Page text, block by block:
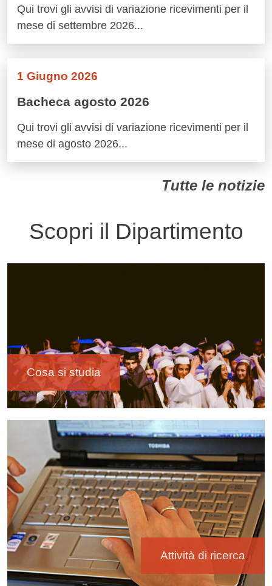
Qui trovi gli avvisi di variazione ricevimenti per il
mese di settembre 2026...
1 Giugno 2026
Bacheca agosto 2026
Qui trovi gli avvisi di variazione ricevimenti per il
mese di agosto 2026...
Tutte le notizie
Scopri il Dipartimento
Cosa si studia
Immagine
Attività di ricerca